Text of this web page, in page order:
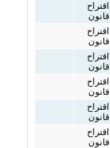
اقتراح
قانون
اقتراح
قانون
اقتراح
قانون
اقتراح
قانون
اقتراح
قانون
اقتراح
قانون